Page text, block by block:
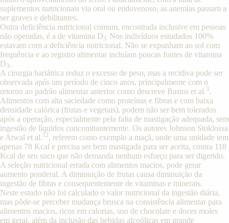
suplementos nutricionais via oral ou endovenoso, as anemias passam a
ser graves e debilitantes.
Outra deficiência nutricional comum, encontrada inclusive em pessoas
não operadas, é a de vitamina D3. Nos indivíduos estudados 100%
estavam com a deficiência nutricional. Não se expunham ao sol com
frequência e ao registro alimentar incluíam poucas fontes de vitamina
D3.
A cirurgia bariátrica reduz o excesso de peso, mas a recidiva pode ser
observada após um período de cinco anos, principalmente com o
retorno ao padrão alimentar anterior como descreve Bastos et al.3.
Alimentos com alta saciedade como proteínas e fibras e com baixa
densidade calórica (frutas e vegetais), podem não ser bem tolerados
após a operação, especialmente pela falta de mastigação adequada, sem
ingestão de líquidos concomitantemente. Os autores Johnson Stoklossa
e Atwal et al.12, referem como exemplo a maçã, onde uma unidade tem
apenas 78 Kcal e precisa ser bem mastigada para ser aceita, contra 118
Kcal de seu suco que não demanda nenhum esforço para ser digerido.
A seleção nutricional errada com alimentos macios, pode gerar
aumento ponderal. A diminuição de frutas causa diminuição da
ingestão de fibras e consequentemente de vitaminas e minerais.
Neste estudo não foi calculado o valor nutricional da ingestão diária,
mas pôde-se perceber mudança brusca na consistência alimentar para
alimentos macios, ricos em calorias, uso de chocolate e doces moles
em geral, além da inclusão das bebidas alcoólicas em grande